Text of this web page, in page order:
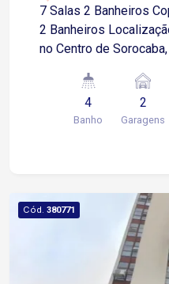
7 Salas 2 Banheiros Copa Parte de baixo: 4 Salas
2 Banheiros Localização: Excelente localização
no Centro de
4
Banho
2
Garagens
Cód. 380771